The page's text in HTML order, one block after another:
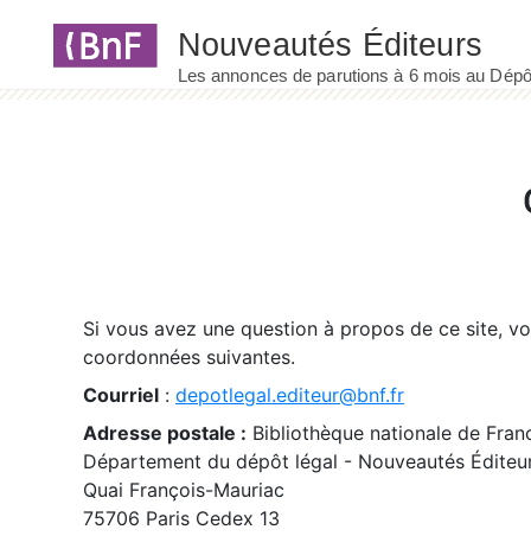
Si vous avez une question à propos de ce site,
coordonnées suivantes.
Courriel : depotlegal.editeur@bnf.fr
Adresse postale : Bibliothèque nationale de
Département du dépôt légal - Nouveautés
Quai François-Mauriac
75706 Paris Cedex 13